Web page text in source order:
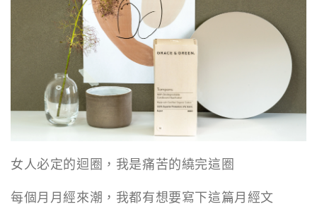
女人必定的迴圈，我是痛苦的繞完這圈
每個月月經來潮，我都有想要寫下這篇月經文